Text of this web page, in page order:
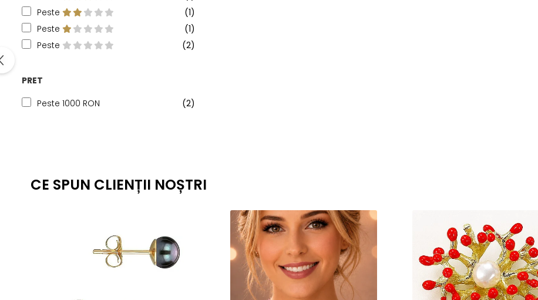
Peste
(1)
Peste
(1)
Peste
(2)
PRET
Peste 1000 RON
(2)
CE SPUN CLIENȚII NOȘTRI